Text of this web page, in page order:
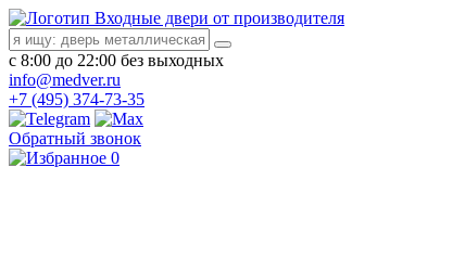
Входные двери от производителя
с 8:00 до 22:00 без выходных
info@medver.ru
+7 (495) 374-73-35
Обратный звонок
0